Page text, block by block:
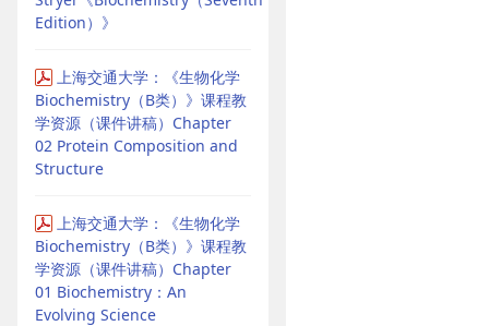
Edition）》
上海交通大学：《生物化学
Biochemistry（B类）》课程教
学资源（课件讲稿）Chapter
02 Protein Composition and
Structure
上海交通大学：《生物化学
Biochemistry（B类）》课程教
学资源（课件讲稿）Chapter
01 Biochemistry：An
Evolving Science